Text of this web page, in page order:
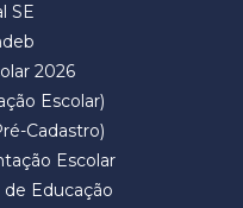
SE
2026
Escolar)
Cadastro)
Escolar
Educação